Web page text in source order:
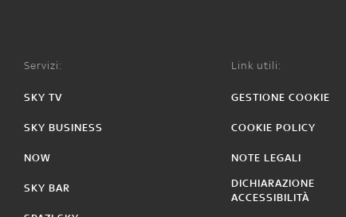
Servizi:
SKY TV
SKY BUSINESS
NOW
SKY BAR
Link utili:
GESTIONE COOKIE
COOKIE POLICY
NOTE LEGALI
DICHIARAZIONE
ACCESSIBILITÀ